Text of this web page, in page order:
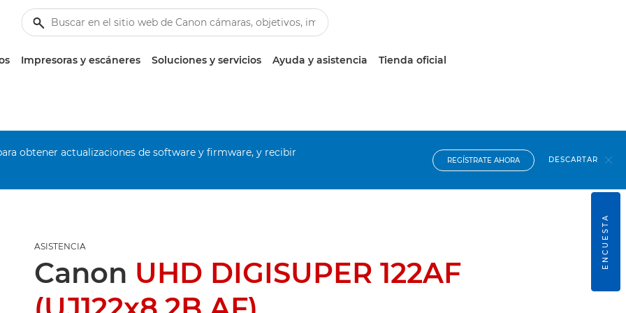
Impresoras y escáneres Soluciones y servicios Ayuda y asistencia Tienda oficial
obtener actualizaciones de software y firmware, y recibir
REGÍSTRATE AHORA DESCARTAR
ASISTENCIA
Canon UHD DIGISUPER 122AF
ENCUESTA